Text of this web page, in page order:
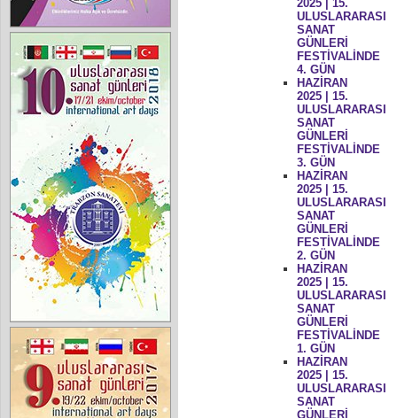
2025 | 15.
ULUSLARARASI
SANAT
GÜNLERİ
FESTİVALİNDE
4. GÜN
HAZİRAN
2025 | 15.
ULUSLARARASI
SANAT
GÜNLERİ
FESTİVALİNDE
3. GÜN
HAZİRAN
2025 | 15.
ULUSLARARASI
SANAT
GÜNLERİ
FESTİVALİNDE
2. GÜN
HAZİRAN
2025 | 15.
ULUSLARARASI
SANAT
GÜNLERİ
FESTİVALİNDE
1. GÜN
HAZİRAN
2025 | 15.
ULUSLARARASI
SANAT
GÜNLERİ